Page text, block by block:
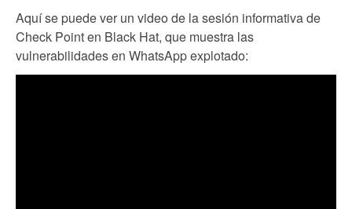
Aquí se puede ver un video de la sesión informativa de
Check Point en Black Hat, que muestra las
vulnerabilidades en WhatsApp explotado: